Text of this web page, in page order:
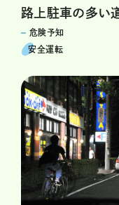
路上駐車の多い
危険予知
安全運転